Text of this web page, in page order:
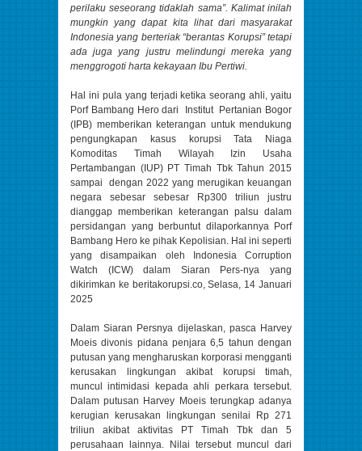
perilaku seseorang tidaklah sama”. Kalimat inilah
mungkin yang dapat kita lihat dari masyarakat
Indonesia yang berteriak “berantas Korupsi” tetapi
ada juga yang justru melindungi mereka yang
menggrogoti harta kekayaan Ibu Pertiwi.
Hal ini pula yang terjadi ketika seorang ahli, yaitu
Porf Bambang Hero dari Institut Pertanian Bogor
(IPB) memberikan keterangan untuk mendukung
pengungkapan kasus korupsi Tata Niaga
Komoditas Timah Wilayah Izin Usaha
Pertambangan (IUP) PT Timah Tbk Tahun 2015
sampai dengan 2022 yang merugikan keuangan
negara sebesar sebesar Rp300 triliun justru
dianggap memberikan keterangan palsu dalam
persidangan yang berbuntut dilaporkannya Porf
Bambang Hero ke pihak Kepolisian. Hal ini seperti
yang disampaikan oleh Indonesia Corruption
Watch (ICW) dalam Siaran Pers-nya yang
dikirimkan ke beritakorupsi.co, Selasa, 14 Januari
2025
Dalam Siaran Persnya dijelaskan, pasca Harvey
Moeis divonis pidana penjara 6,5 tahun dengan
putusan yang mengharuskan korporasi mengganti
kerusakan lingkungan akibat korupsi timah,
muncul intimidasi kepada ahli perkara tersebut.
Dalam putusan Harvey Moeis terungkap adanya
kerugian kerusakan lingkungan senilai Rp 271
triliun akibat aktivitas PT Timah Tbk dan 5
perusahaan lainnya. Nilai tersebut muncul dari